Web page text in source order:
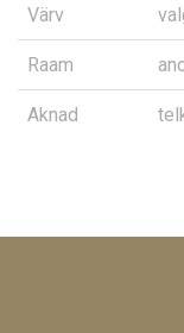
Värv
Raam
Aknad